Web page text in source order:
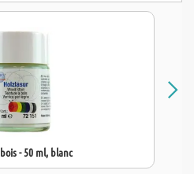
- 50 ml, blanc